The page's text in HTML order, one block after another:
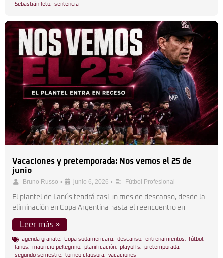
Sebastián leto, sentencia
Vacaciones y pretemporada: Nos vemos el 25 de
junio
Bruno Russo • junio 6, 2026 • Fútbol Profesional
El plantel de Lanús tendrá casi un mes de descanso, desde la
eliminación en Copa Argentina hasta el reencuentro en
Leer más »
agenda granate, Copa sudamericana, descanso, entrenamientos, fútbol ,
lanus, mauricio pellegrino, planificación, playoffs, pretemporada,
segundo semestre, torneo clausura, vacaciones